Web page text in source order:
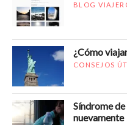
BLOG
¿Cómo
CONSEJOS
Síndrome
nuevamente